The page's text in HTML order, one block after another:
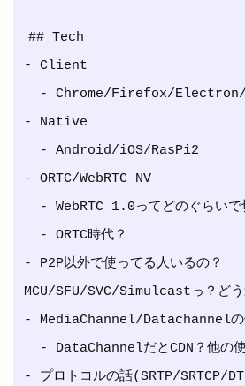
## Tech
- Client
- Native
- ORTC/WebRTC NV
- P2P以外で使ってる人いるの？
MCU/SFU/SVC/Simulcastっ？どう
- MediaChannel/Datachannelの
- プロトコルの話(SRTP/SRTCP/